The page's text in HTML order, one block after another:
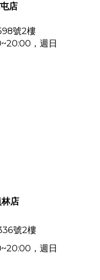
店
號2樓
，週日
店
號2樓
，週日